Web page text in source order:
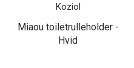
Koziol
Miaou toiletrulleholder -
Hvid